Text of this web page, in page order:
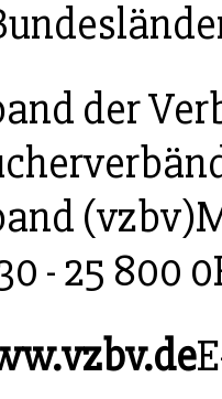
der
- 25 800